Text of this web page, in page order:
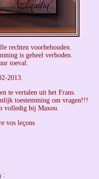
rechten voorbehouden.
is geheel verboden.
toeval.
2013.
te vertalen uit het Frans.
toestemming om vragen!!!
volledig bij Maxou.
vos leçons
: